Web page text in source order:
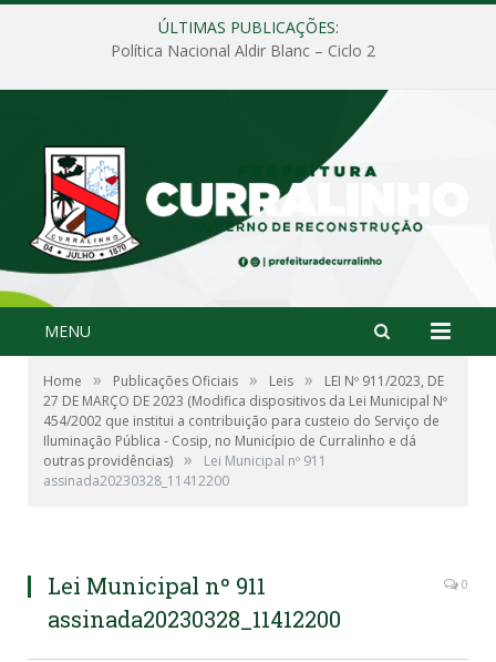
ÚLTIMAS PUBLICAÇÕES:
Política Nacional Aldir Blanc – Ciclo 2
MENU
Home » Publicações Oficiais » Leis »
LEI Nº 911/2023, DE
27 DE MARÇO DE 2023 (Modifica dispositivos da Lei Municipal Nº
454/2002 que institui a contribuição para custeio do Serviço de
Iluminação Pública - Cosip, no Município de Curralinho e dá
outras providências) »
Lei Municipal nº 911
assinada20230328_11412200
Lei Municipal nº 911
assinada20230328_11412200
0